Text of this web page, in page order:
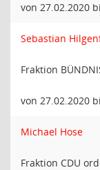
von 27.02.2020
Sebastian
Fraktion
von 27.02.2020
Michael Hose
Fraktion CDU